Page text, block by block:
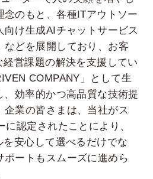
念のもと、各種ITアウトソー
向け生成AIチャットサービス
などを展開しており、お客
営課題の解決を支援してい
COMPANY」として生
、効率的かつ高品質な技術提
業の皆さまは、当社がス
認定されたことにより、
安心して選べるだけでな
ポートもスムーズに進めら